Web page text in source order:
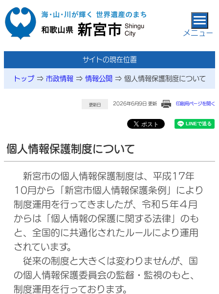
本文へ移動
メニュー
サイトの現在位置
トップ⇒ 市政情報⇒ 情報公開 ⇒ 個人情報保護制度について
更新日 2026年6月9日 更新 印刷用ページを開く
個人情報保護制度について
新宮市の個人情報保護制度は、平成17年
10月から「新宮市個人情報保護条例」により
制度運用を行ってきましたが、令和５年４月
からは「個人情報の保護に関する法律」のも
と、全国的に共通化されたルールにより運用
されています。
従来の制度と大きくは変わりませんが、国
の個人情報保護委員会の監督・監視のもと、
制度運用を行っております。